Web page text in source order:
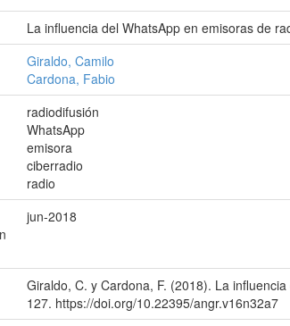
La influencia del WhatsApp en emisoras de
Giraldo, Camilo
Cardona, Fabio
radiodifusión
WhatsApp
emisora
ciberradio
radio
jun-2018
Giraldo, C. y Cardona, F. (2018). La
127. https://doi.org/10.22395/angr.v16n32a7